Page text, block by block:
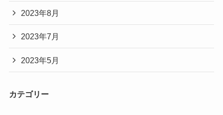
2023年8月
2023年7月
2023年5月
カテゴリー